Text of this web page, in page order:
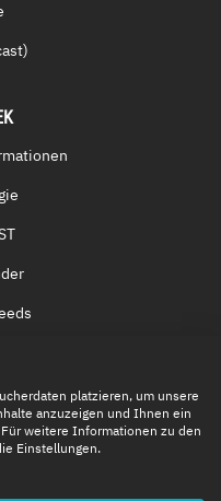
platzieren, um unsere
anzuzeigen und Ihnen ein
weitere Informationen zu den
Einstellungen.